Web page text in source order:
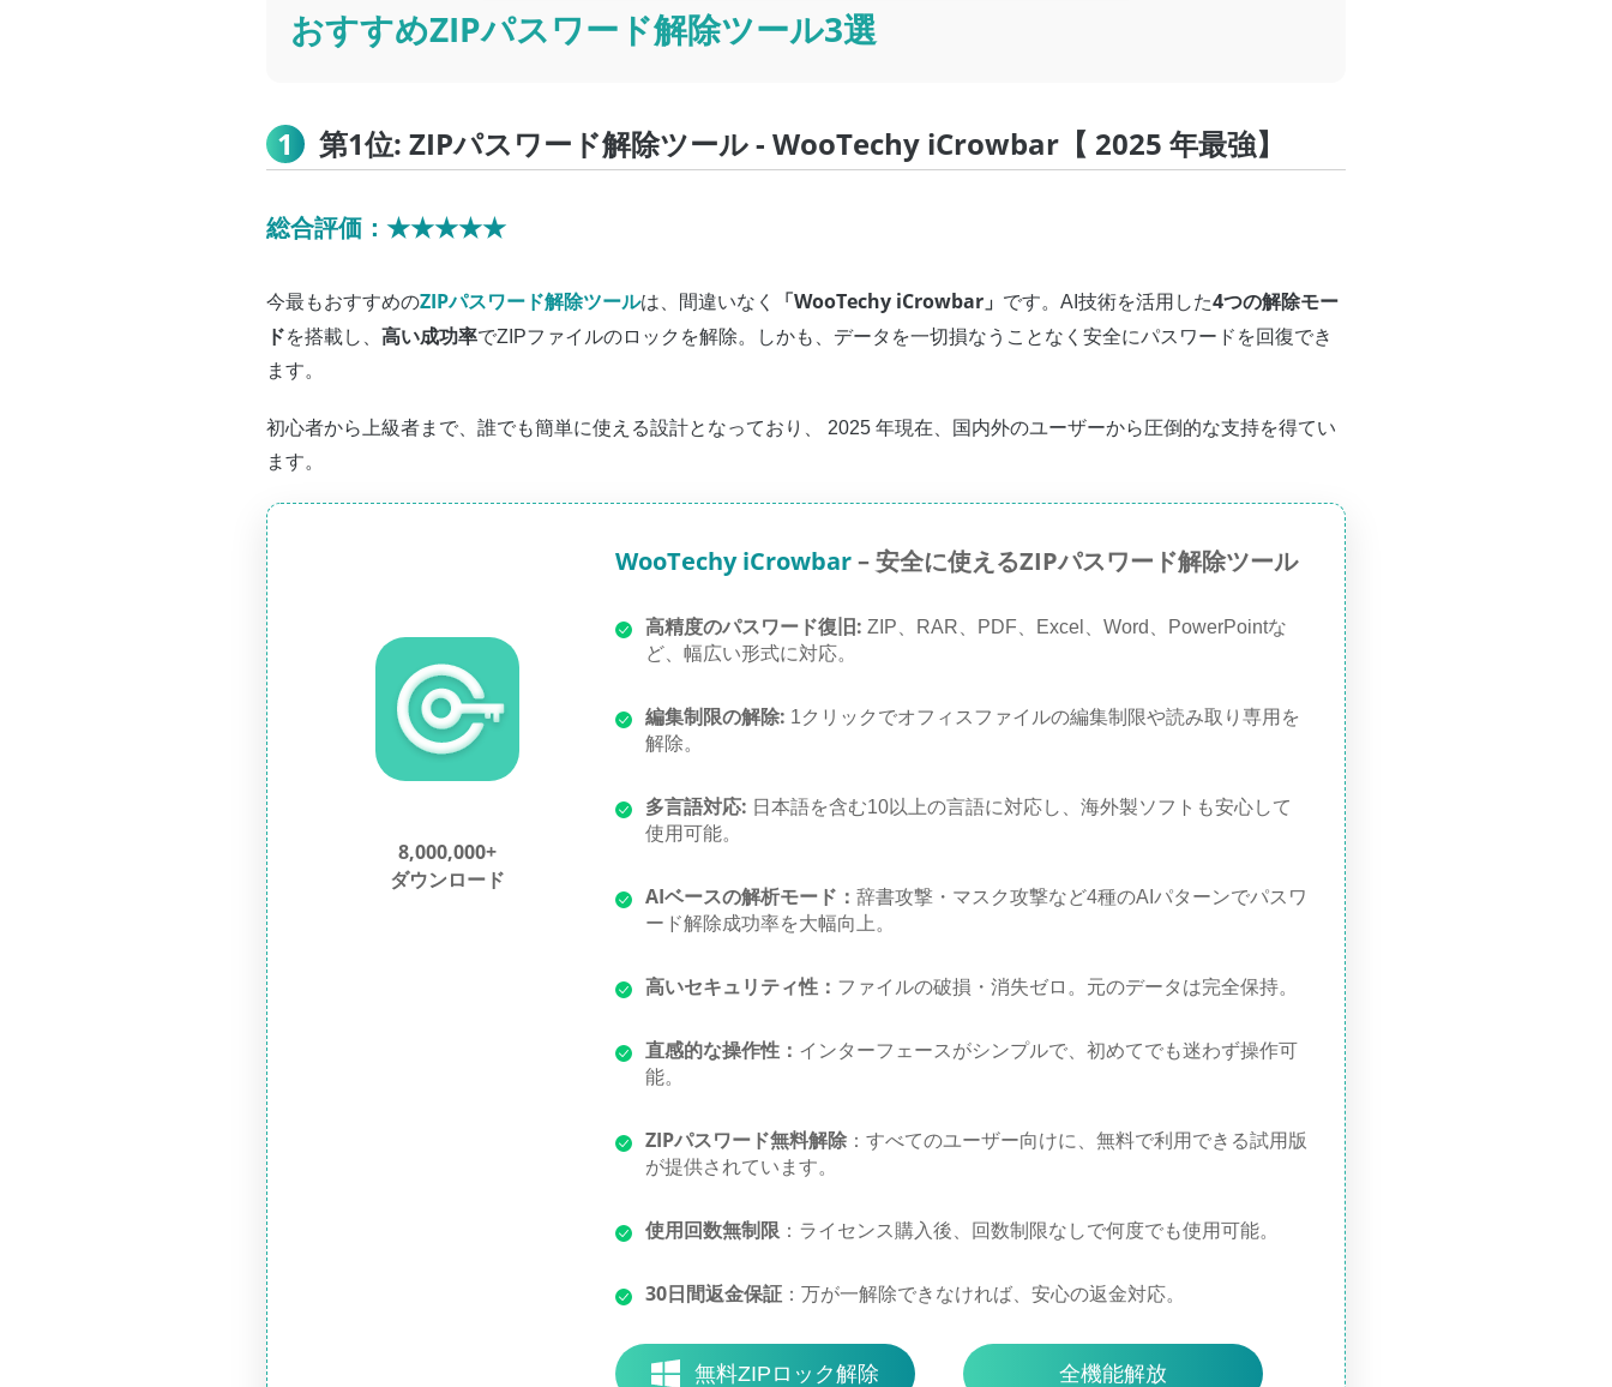
おすすめZIPパスワード解除ツール3選
1 第1位: ZIPパスワード解除ツール - WooTechy iCrowbar【 2025 年最強】
総合評価：★★★★★
今最もおすすめのZIPパスワード解除ツールは、間違いなく 「WooTechy iCrowbar」 です。AI技術を活用した4つの解除モー
ドを搭載し、 高い成功率でZIPファイルのロックを解除。しかも、データを一切損なうことなく安全にパスワードを回復でき
ます。
初心者から上級者まで、誰でも簡単に使える設計となっており、 2025 年現在、国内外のユーザーから圧倒的な支持を得てい
ます。
WooTechy iCrowbar– 安全に使えるZIPパスワード解除ツール
8,000,000+
ダウンロード
高精度のパスワード復旧: ZIP、RAR、PDF、Excel、Word、PowerPointな
ど、幅広い形式に対応。
編集制限の解除: 1クリックでオフィスファイルの編集制限や読み取り専用を
解除。
多言語対応: 日本語を含む10以上の言語に対応し、海外製ソフトも安心して
使用可能。
AIベースの解析モード： 辞書攻撃・マスク攻撃など4種のAIパターンでパスワ
ード解除成功率を大幅向上。
高いセキュリティ性： ファイルの破損・消失ゼロ。元のデータは完全保持。
直感的な操作性： インターフェースがシンプルで、初めてでも迷わず操作可
能。
ZIPパスワード無料解除 ：すべてのユーザー向けに、無料で利用できる試用版
が提供されています。
使用回数無制限 ：ライセンス購入後、回数制限なしで何度でも使用可能。
30日間返金保証 ：万が一解除できなければ、安心の返金対応。
無料ZIPロック解除 全機能解放